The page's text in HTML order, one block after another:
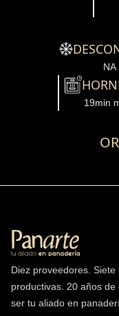
NA
19min
Diez proveedores.
productivas. 20 años de
ser tu aliado en